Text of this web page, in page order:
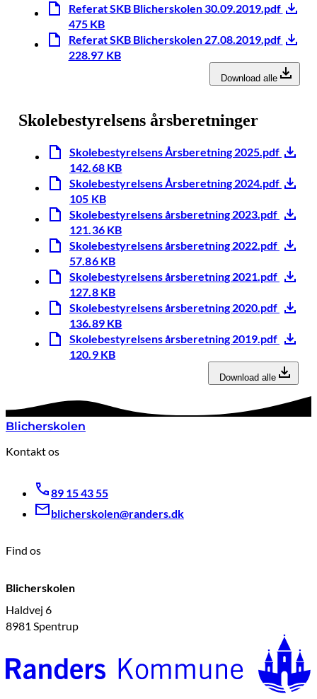
Referat SKB Blicherskolen 30.09.2019.pdf
475 KB
Referat SKB Blicherskolen 27.08.2019.pdf
228.97 KB
Download alle
Skolebestyrelsens årsberetninger
Skolebestyrelsens Årsberetning 2025.pdf
142.68 KB
Skolebestyrelsens Årsberetning 2024.pdf
105 KB
Skolebestyrelsens årsberetning 2023.pdf
121.36 KB
Skolebestyrelsens årsberetning 2022.pdf
57.86 KB
Skolebestyrelsens årsberetning 2021.pdf
127.8 KB
Skolebestyrelsens årsberetning 2020.pdf
136.89 KB
Skolebestyrelsens årsberetning 2019.pdf
120.9 KB
Download alle
Blicherskolen
Kontakt os
89 15 43 55
blicherskolen@randers.dk
Find os
Blicherskolen
Haldvej 6
8981 Spentrup